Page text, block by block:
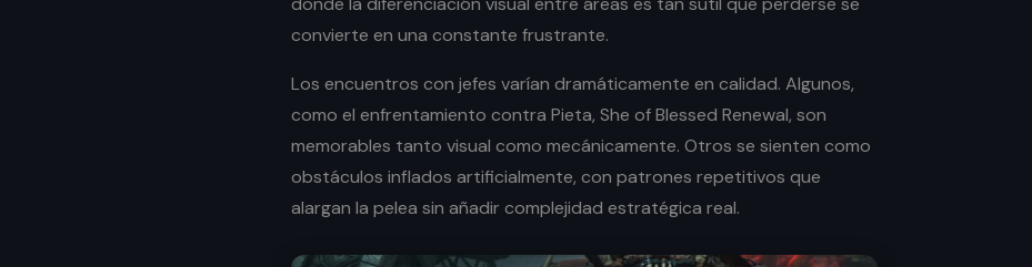
convierte en una constante frustrante.
Los encuentros con jefes varían dramáticamente en calidad. Algunos,
como el enfrentamiento contra Pieta, She of Blessed Renewal, son
memorables tanto visual como mecánicamente. Otros se sienten como
obstáculos inflados artificialmente, con patrones repetitivos que
alargan la pelea sin añadir complejidad estratégica real.